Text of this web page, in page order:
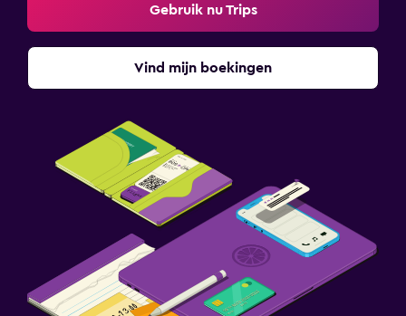
Gebruik nu Trips
Vind mijn boekingen